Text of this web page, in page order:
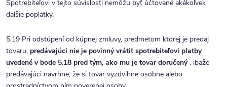
Spotrebiteľovi v tejto súvislosti nemôžu byť účtované akékoľvek
ďalšie poplatky.
5.19 Pri odstúpení od kúpnej zmluvy, predmetom ktorej je predaj
tovaru, predávajúci nie je povinný vrátiť spotrebiteľovi platby
uvedené v bode 5.18 pred tým, ako mu je tovar doručený, ibaže
predávajúci navrhne, že si tovar vyzdvihne osobne alebo